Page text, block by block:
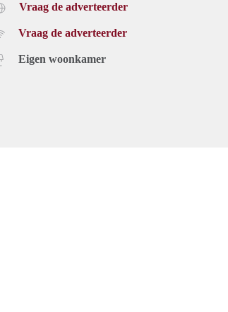
Vraag de adverteerder
Vraag de adverteerder
Eigen woonkamer